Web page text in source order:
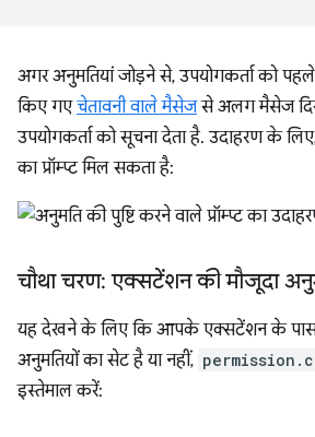
अगर अनुमतियां जोड़ने से, उपयोगकर्ता को
किए गएचेतावनी वाले मैसेजसे अलग मैसेज
उपयोगकर्ता को सूचना देता है. उदाहरण के
का प्रॉम्प्ट मिल सकता है:
चौथा चरण: एक्सटेंशन की मौजूदा
यह देखने के लिए कि आपके एक्सटेंशन के पास
अनुमतियों का सेट है या नहीं,
इस्तेमाल करें: